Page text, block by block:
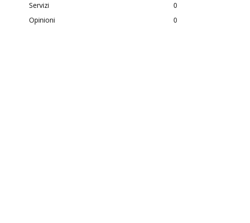
Servizi
0
Opinioni
0